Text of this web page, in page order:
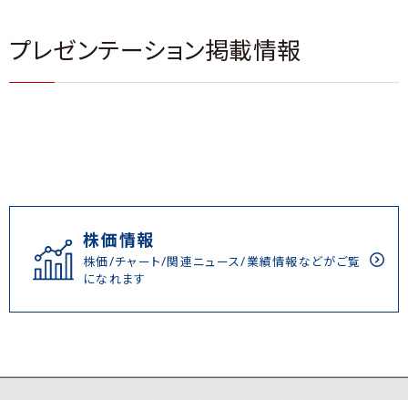
プレゼンテーション掲載情報
株価情報
株価/チャート/関連ニュース/業績情報などがご覧
になれます